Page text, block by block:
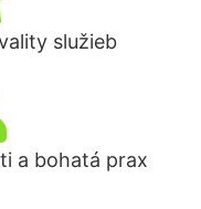
služieb
a bohatá prax